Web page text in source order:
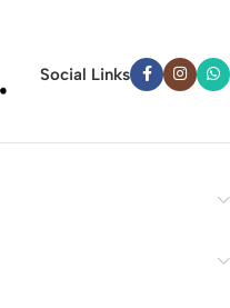
Social Links